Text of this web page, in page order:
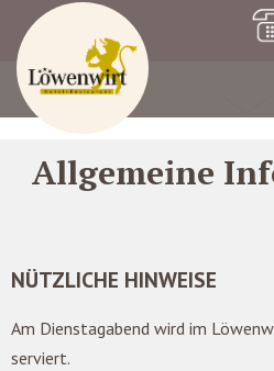
+39 0473
Allgemeine
NÜTZLICHE HINWEISE
Am Dienstagabend wird im
serviert.